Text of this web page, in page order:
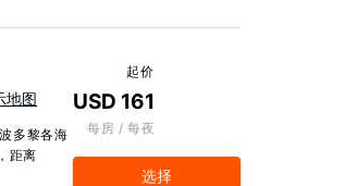
地图
多黎各海
距离
起价
USD 161
每房 / 每夜
选择